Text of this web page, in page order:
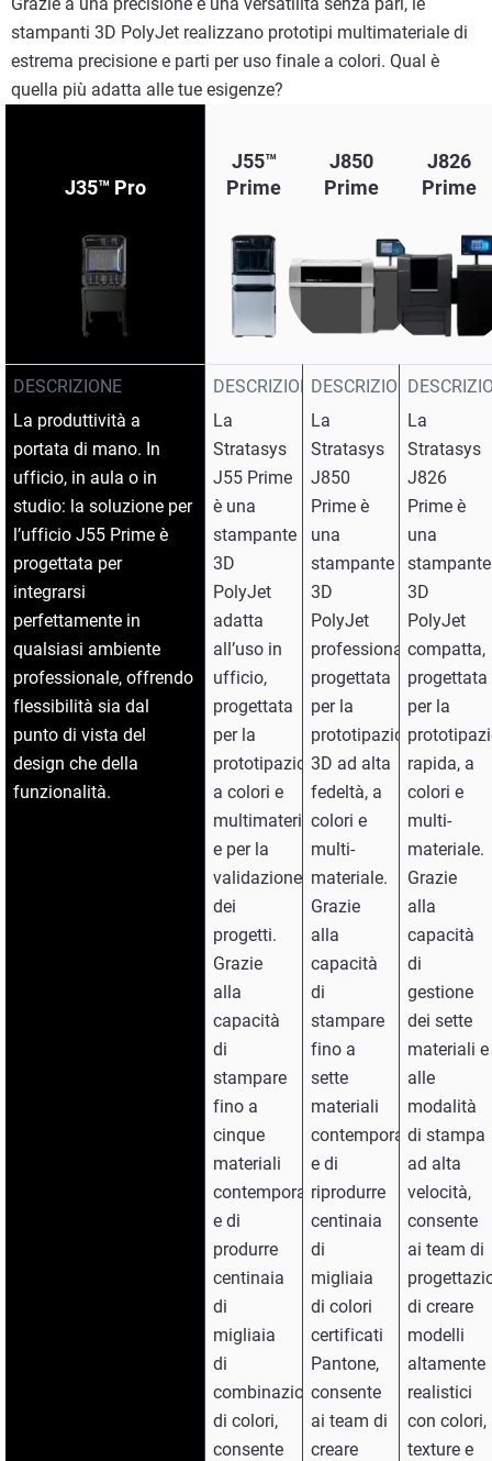
Grazie a una precisione e una versatilità senza pari, le
stampanti 3D PolyJet realizzano prototipi multimateriale di
estrema precisione e parti per uso finale a colori. Qual è
quella più adatta alle tue esigenze?
J35™ Pro
DESCRIZIONE
La produttività a
portata di mano. In
ufficio, in aula o in
studio: la soluzione per
l’ufficio J55 Prime è
progettata per
integrarsi
perfettamente in
qualsiasi ambiente
professionale, offrendo
flessibilità sia dal
punto di vista del
design che della
funzionalità.
J55™
Prime
DESCRIZIONE
La
Stratasys
J55 Prime
è una
stampante
3D
PolyJet
adatta
all’uso in
ufficio,
progettata
per la
prototipazione
a colori e
multimateriale
e per la
validazione
dei
progetti.
Grazie
alla
capacità
di
stampare
fino a
cinque
materiali
contemporaneamente
e di
produrre
centinaia
di
migliaia
di
combinazioni
di colori,
consente
J850
Prime
DESCRIZIONE
La
Stratasys
J850
Prime è
una
stampante
3D
PolyJet
professionale
progettata
per la
prototipazione
3D ad alta
fedeltà, a
colori e
multi-
materiale.
Grazie
alla
capacità
di
stampare
fino a
sette
materiali
contemporaneamente
e di
riprodurre
centinaia
di
migliaia
di colori
certificati
Pantone,
consente
ai team di
creare
J826
Prime
La
Stratasys
J826
Prime è
una
stampante
3D
PolyJet
compatta,
progettata
per la
rapida, a
colori e
multi-
materiale.
Grazie
alla
capacità
di
gestione
dei sette
materiali e
alle
modalità
di stampa
ad alta
velocità,
consente
ai team di
di creare
modelli
altamente
realistici
con colori,
texture e